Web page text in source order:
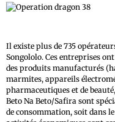
Il existe plus de 735
Songololo. Ces entreprises
des produits manufacturés
marmites, appareils
pharmaceutiques et de
Beto Na Beto/Safira sont
de consommation, soit dans